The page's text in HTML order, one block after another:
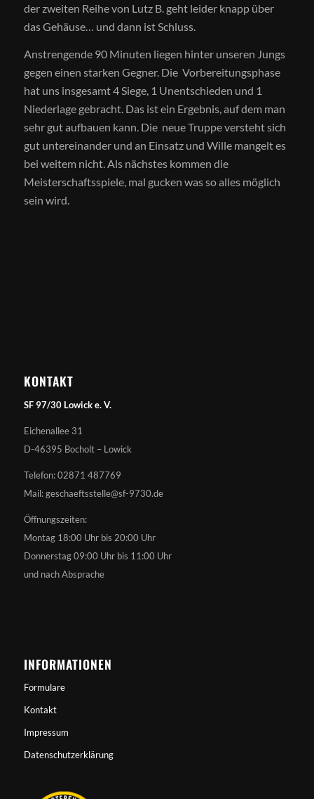
der zweiten Reihe von Lutz B. geht leider knapp über
das Gehäuse… und dann ist Schluss.
Anstrengende 90 Minuten liegen hinter unseren Jungs
gegen einen starken Gegner. Die Vorbereitungsphase
hat uns insgesamt 4 Siege, 1 Unentschieden und 1
Niederlage gebracht. Das ist ein Ergebnis, auf dem man
sehr gut aufbauen kann. Die neue Truppe versteht sich
gut untereinander und an Einsatz und Wille mangelt es
bei weitem nicht. Als nächstes kommen die
Meisterschaftsspiele, mal gucken was so alles möglich
sein wird.
KONTAKT
SF 97/30 Lowick e. V.
Eichenallee 31
D-46395 Bocholt – Lowick
Telefon: 02871 487769
Mail: geschaeftsstelle@sf-9730.de
Öffnungszeiten:
Montag 18:00 Uhr bis 20:00 Uhr
Donnerstag 09:00 Uhr bis 11:00 Uhr
und nach Absprache
INFORMATIONEN
Formulare
Kontakt
Impressum
Datenschutzerklärung